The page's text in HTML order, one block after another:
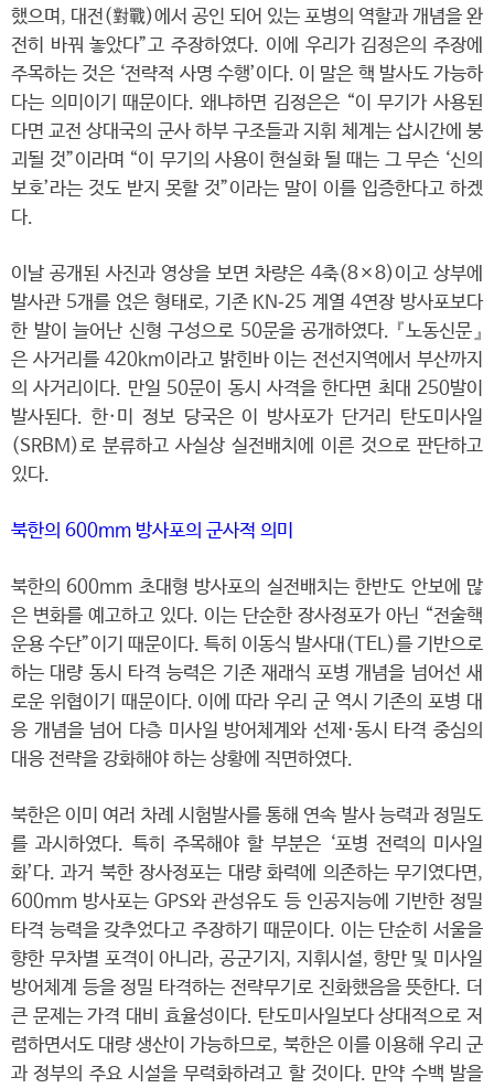
했으며, 대전(對戰)에서 공인 되어 있는 포병의 역할과 개념을 완
전히 바꿔 놓았다”고 주장하였다. 이에 우리가 김정은의 주장에
주목하는 것은 ‘전략적 사명 수행’이다. 이 말은 핵 발사도 가능하
다는 의미이기 때문이다. 왜냐하면 김정은은 “이 무기가 사용된
다면 교전 상대국의 군사 하부 구조들과 지휘 체계는 삽시간에 붕
괴될 것”이라며 “이 무기의 사용이 현실화 될 때는 그 무슨 ‘신의
보호’라는 것도 받지 못할 것”이라는 말이 이를 입증한다고 하겠
다.
이날 공개된 사진과 영상을 보면 차량은 4축(8×8)이고 상부에
발사관 5개를 얹은 형태로, 기존 KN‑25 계열 4연장 방사포보다
한 발이 늘어난 신형 구성으로 50문을 공개하였다. 『노동신문』
은 사거리를 420km이라고 밝힌바 이는 전선지역에서 부산까지
의 사거리이다. 만일 50문이 동시 사격을 한다면 최대 250발이
발사된다. 한·미 정보 당국은 이 방사포가 단거리 탄도미사일
(SRBM)로 분류하고 사실상 실전배치에 이른 것으로 판단하고
있다.
북한의 600mm 방사포의 군사적 의미
북한의 600mm 초대형 방사포의 실전배치는 한반도 안보에 많
은 변화를 예고하고 있다. 이는 단순한 장사정포가 아닌 “전술핵
운용 수단”이기 때문이다. 특히 이동식 발사대(TEL)를 기반으로
하는 대량 동시 타격 능력은 기존 재래식 포병 개념을 넘어선 새
로운 위협이기 때문이다. 이에 따라 우리 군 역시 기존의 포병 대
응 개념을 넘어 다층 미사일 방어체계와 선제·동시 타격 중심의
대응 전략을 강화해야 하는 상황에 직면하였다.
북한은 이미 여러 차례 시험발사를 통해 연속 발사 능력과 정밀도
를 과시하였다. 특히 주목해야 할 부분은 ‘포병 전력의 미사일
화’다. 과거 북한 장사정포는 대량 화력에 의존하는 무기였다면,
600mm 방사포는 GPS와 관성유도 등 인공지능에 기반한 정밀
타격 능력을 갖추었다고 주장하기 때문이다. 이는 단순히 서울을
향한 무차별 포격이 아니라, 공군기지, 지휘시설, 항만 및 미사일
방어체계 등을 정밀 타격하는 전략무기로 진화했음을 뜻한다. 더
큰 문제는 가격 대비 효율성이다. 탄도미사일보다 상대적으로 저
렴하면서도 대량 생산이 가능하므로, 북한은 이를 이용해 우리 군
과 정부의 주요 시설을 무력화하려고 할 것이다. 만약 수백 발을